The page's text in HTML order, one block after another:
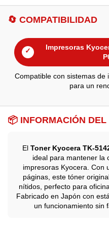
🔄 COMPATIBILIDAD
✓
Impresoras
Compatible con sistemas de
para un
📦 INFORMACIÓN DEL
El Toner Kyocera TK-
ideal para mantener la
impresoras Kyocera. Con
páginas, este tóner
nítidos, perfecto para
Fabricado en Japón con
un funcionamiento sin